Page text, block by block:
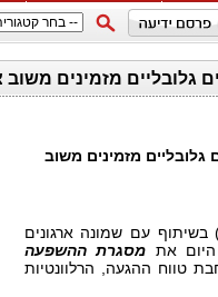
גלובליים מזמינים משוב
בשיתוף עם שמונה ארגונים
את מסגרת ההשפעה
טווח ההגעה, הרלוונטיות